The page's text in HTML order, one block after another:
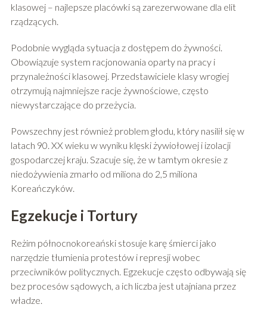
klasowej – najlepsze placówki są zarezerwowane dla elit
rządzących.
Podobnie wygląda sytuacja z dostępem do żywności.
Obowiązuje system racjonowania oparty na pracy i
przynależności klasowej. Przedstawiciele klasy wrogiej
otrzymują najmniejsze racje żywnościowe, często
niewystarczające do przeżycia.
Powszechny jest również problem głodu, który nasilił się w
latach 90. XX wieku w wyniku klęski żywiołowej i izolacji
gospodarczej kraju. Szacuje się, że w tamtym okresie z
niedożywienia zmarło od miliona do 2,5 miliona
Koreańczyków.
Egzekucje i Tortury
Reżim północnokoreański stosuje karę śmierci jako
narzędzie tłumienia protestów i represji wobec
przeciwników politycznych. Egzekucje często odbywają się
bez procesów sądowych, a ich liczba jest utajniana przez
władze.